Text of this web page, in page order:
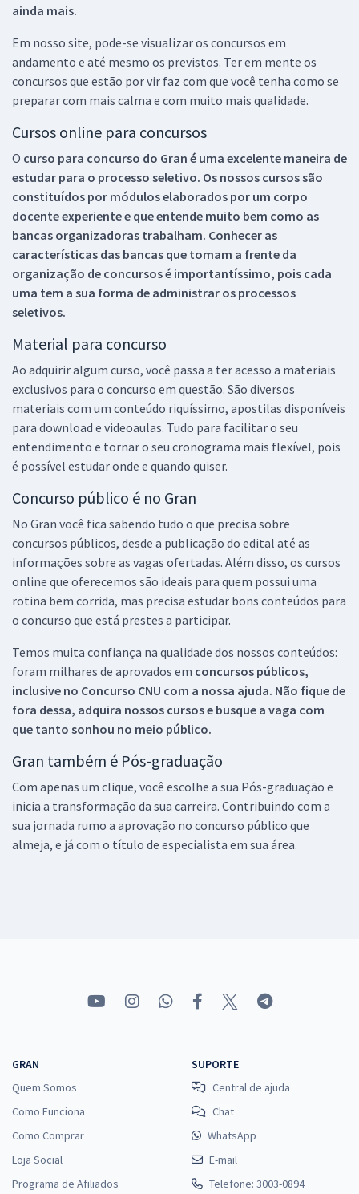
ainda mais.
Em nosso site, pode-se visualizar os concursos em
andamento e até mesmo os previstos. Ter em mente os
concursos que estão por vir faz com que você tenha como se
preparar com mais calma e com muito mais qualidade.
Cursos online para concursos
O curso para concurso do Gran é uma excelente maneira de
estudar para o processo seletivo. Os nossos cursos são
constituídos por módulos elaborados por um corpo
docente experiente e que entende muito bem como as
bancas organizadoras trabalham. Conhecer as
características das bancas que tomam a frente da
organização de concursos é importantíssimo, pois cada
uma tem a sua forma de administrar os processos
seletivos.
Material para concurso
Ao adquirir algum curso, você passa a ter acesso a materiais
exclusivos para o concurso em questão. São diversos
materiais com um conteúdo riquíssimo, apostilas disponíveis
para download e videoaulas. Tudo para facilitar o seu
entendimento e tornar o seu cronograma mais flexível, pois
é possível estudar onde e quando quiser.
Concurso público é no Gran
No Gran você fica sabendo tudo o que precisa sobre
concursos públicos, desde a publicação do edital até as
informações sobre as vagas ofertadas. Além disso, os cursos
online que oferecemos são ideais para quem possui uma
rotina bem corrida, mas precisa estudar bons conteúdos para
o concurso que está prestes a participar.
Temos muita confiança na qualidade dos nossos conteúdos:
foram milhares de aprovados em concursos públicos,
inclusive no Concurso CNU com a nossa ajuda. Não fique de
fora dessa, adquira nossos cursos e busque a vaga com
que tanto sonhou no meio público.
Gran também é Pós-graduação
Com apenas um clique, você escolhe a sua Pós-graduação e
inicia a transformação da sua carreira. Contribuindo com a
sua jornada rumo a aprovação no concurso público que
almeja, e já com o título de especialista em sua área.
GRAN
Quem Somos
Como Funciona
Como Comprar
Loja Social
Programa de Afiliados
SUPORTE
Central de ajuda
Chat
WhatsApp
E-mail
Telefone: 3003-0894